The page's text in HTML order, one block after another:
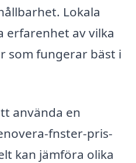
Lokala
erfarenhet av vilka
som fungerar bäst i
använda en
fnster-pris-
kan jämföra olika